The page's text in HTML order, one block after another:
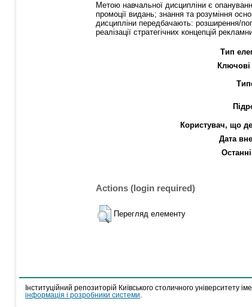
Метою навчальної дисципліни є
промоції видань; знання та розуміння
дисципліни передбачають: розширення/
реалізації стратегічних концепцій
Тип
Ключові
Користувач, що
Дата
Actions (login required)
Перегляд елементу
Інституційний репозиторій Київського столичного університету
інформація і розробники системи